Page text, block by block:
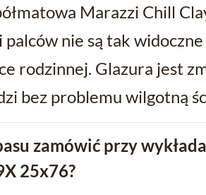
Marazzi Chill
palców nie są tak
rodzinnej. Glazura jest
bez problemu wilgotną
zamówić przy
25x76?